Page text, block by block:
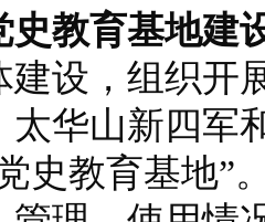
史教育基地建
建设，组织开
太华山新四军
史教育基地”